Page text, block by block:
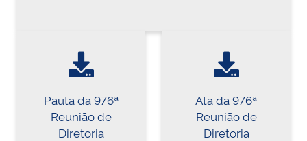
Pauta da 976ª
Reunião de
Diretoria
Ata da 976ª
Reunião de
Diretoria